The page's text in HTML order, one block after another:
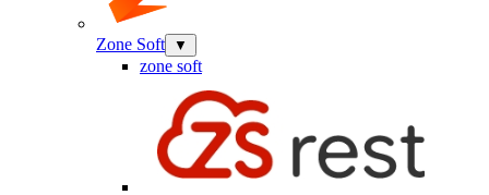
Zone Soft ▼
zone soft